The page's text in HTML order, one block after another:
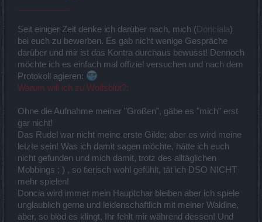
Seit einiger Zeit denke ich darüber nach, mich (Donciala)
bei euch zu bewerben. Es gab nicht wenige Gespräche
darüber und mir ist das Kontra durchaus bewusst! Dennoch
möchte ich es einfach mal offiziel versuchen und nach dem
Protokoll agieren:
Warum will ich zu Wolfsblut?:
Ohne die Aufnahme meiner "Großen", gäbe es "mich" erst
gar nicht!
Das Rudel war nicht meine erste Gilde; aber es wird meine
letzte sein! Was ich damit sagen möchte, hätte ich euch
nicht gefunden und mich damit, trotz des alltäglichen
Mobbings ; ) , so tierisch wohl gefühlt, tät ich DSO NICHT
mehr spielen!
Doncia wird immer mein Hauptchar bleiben aber ich spiele
unglaublich gerne und leidenschaftlich mit meiner Waldine,
aber, so blöd es klingt, Ihr fehlt mir während dessen! Und